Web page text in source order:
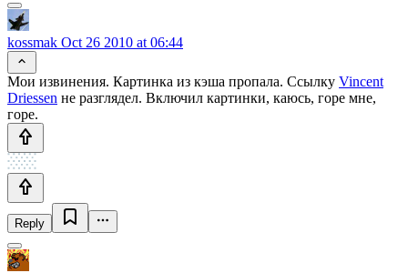
kossmak Oct 26 2010 at 06:44
Мои извинения. Картинка из кэша пропала. Ссылку Vincent
Driessen не разглядел. Включил картинки, каюсь, горе мне,
горе.
Reply